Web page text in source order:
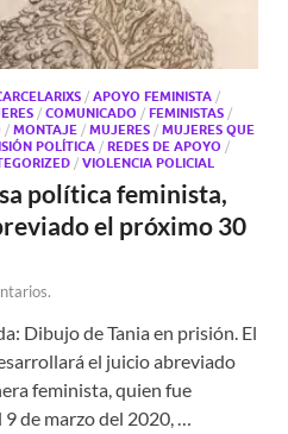
/ APOYO FEMINISTA /
/ COMUNICADO / FEMINISTAS /
/ MONTAJE / MUJERES / MUJERES QUE
POLÍTICA / REDES DE APOYO /
/ VIOLENCIA POLICIAL
política feminista,
el próximo 30
Dibujo de Tania en prisión. El
el juicio abreviado
feminista, quien fue
de marzo del 2020, …